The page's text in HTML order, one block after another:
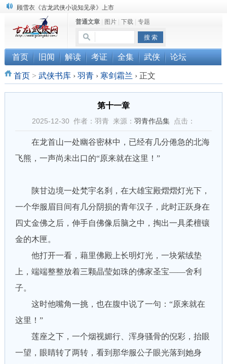
顾雪衣《古龙武侠小说知见录》上市
“武侠书库”查缺补漏活动圆满结束
《古龙小说原貌探究》修订版已上市
普通文章| 图片| 下载| 专题
首页 旧闻 解读 考证 全集 武侠 论坛
首页> 武侠书库 › 羽青 › 寒剑霜兰 ›正文
第十一章
2025-12-30 作者：羽青 来源： 羽青作品集点击：
在龙首山一处幽谷密林中，已经有几分倦急的北海
飞熊，一声尚未出口的“原来就在这里！”
陕甘边境一处梵宇名刹，在大雄宝殿熠熠灯光下，
一个华服眉目间有几分阴损的青年汉子，此时正跃身在
四丈金佛之后，伸手自佛像后脑之中，掏出一具柔檀镶
金的木匣。
他打开一看，藉里佛殿上长明灯光，一块紫绒垫
上，端端整整放着三颗晶莹如珠的佛家圣宝——舍利
子。
这时他嘴角一挑，也在腹中说了一句：“原来就在
这里！”
莲座之下，一个烟视媚行、浑身骚骨的倪彩，抬眼
一望，眼睛转了两转，看到那华服公子眼光落到她身